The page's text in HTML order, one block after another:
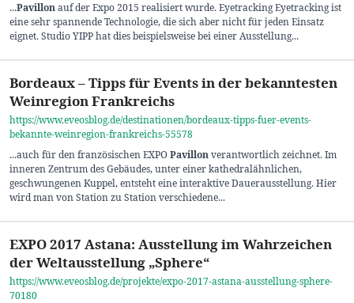
...Pavillonauf der Expo 2015 realisiert wurde. Eyetracking Eyetracking ist
eine sehr spannende Technologie, die sich aber nicht für jeden Einsatz
eignet. Studio YIPP hat dies beispielsweise bei einer Ausstellung...
Bordeaux – Tipps für Events in der bekanntesten
Weinregion Frankreichs
https://www.eveosblog.de/destinationen/bordeaux-tipps-fuer-events-
bekannte-weinregion-frankreichs-55578
...auch für den französischen EXPOPavillonverantwortlich zeichnet. Im
inneren Zentrum des Gebäudes, unter einer kathedralähnlichen,
geschwungenen Kuppel, entsteht eine interaktive Dauerausstellung. Hier
wird man von Station zu Station verschiedene...
EXPO 2017 Astana: Ausstellung im Wahrzeichen
der Weltausstellung „Sphere“
https://www.eveosblog.de/projekte/expo-2017-astana-ausstellung-sphere-
70180